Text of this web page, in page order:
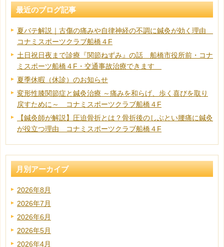
最近のブログ記事
夏バテ解説｜古傷の痛みや自律神経の不調に鍼灸が効く理由
コナミスポーツクラブ船橋４F
土日祝日夜まで診療『関節ねずみ』の話 船橋市役所前・コナ
ミスポーツ船橋４F・交通事故治療できます
夏季休暇（休診）のお知らせ
変形性膝関節症と鍼灸治療 ～痛みを和らげ、歩く喜びを取り
戻すために～ コナミスポーツクラブ船橋４F
【鍼灸師が解説】圧迫骨折とは？骨折後のしぶとい腰痛に鍼灸
が役立つ理由 コナミスポーツクラブ船橋４F
月別アーカイブ
2026年8月
2026年7月
2026年6月
2026年5月
2026年4月